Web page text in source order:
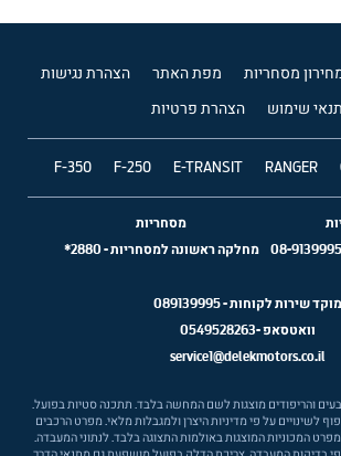
מסחריות מפת האתר הצהרת נגישות
תנאי שימוש הצהרת פרטיות
RANGER
E-TRANSIT
F-250
F-350
08-9139995
מסחריות
מחלקה ראשונה למסחריות-
2880*
מוקד שירות לקוחות -089139995
וואטסאפ -0549528263
service1@delekmotors.co.il
והריפודים מוצגות לשם המחשה בלבד. תתכנה סטיות בפועל.
לשינויים על פי מדיניות היצרן ולמגבלות מלאי. מפרט הרכבים
המכוניות המוצגות באולמות התצוגה בלבד. לנתוני המעבדה.